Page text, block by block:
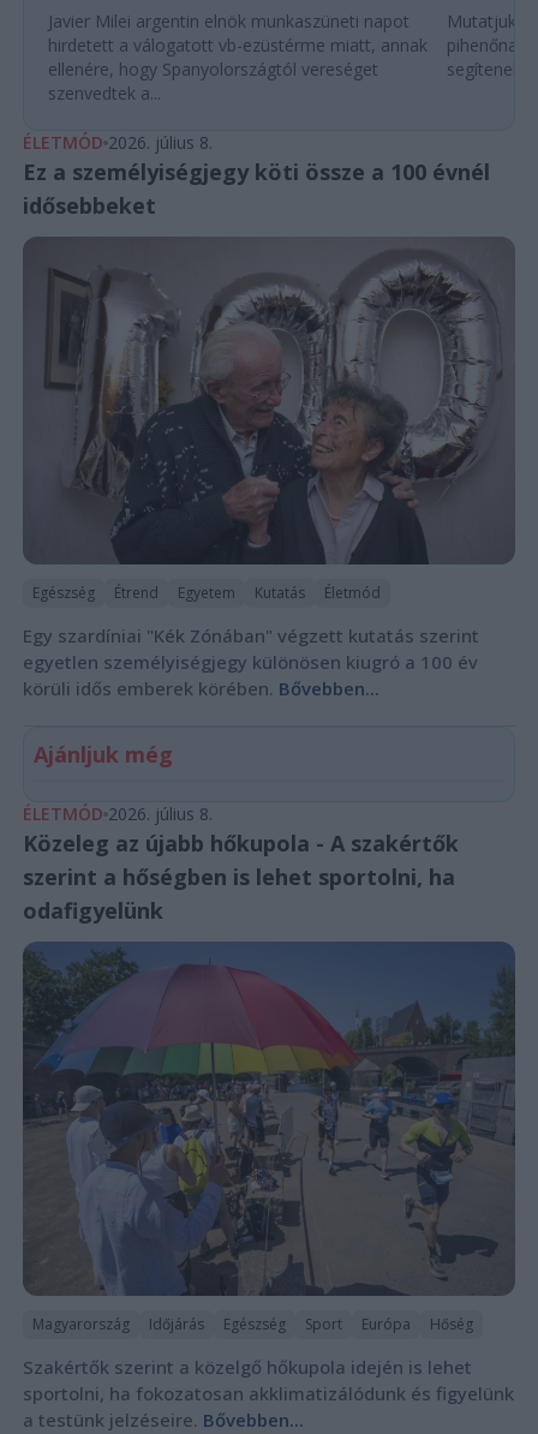
Javier Milei argentin elnök munkaszüneti napot
hirdetett a válogatott vb-ezüstérme miatt, annak
ellenére, hogy Spanyolországtól vereséget
szenvedtek a...
Mutatjuk a
segítenek
ÉLETMÓD 2026. július 8.
Ez a személyiségjegy köti össze a 100 évnél
idősebbeket
Egészség Étrend Egyetem Kutatás Életmód
Egy szardíniai "Kék Zónában" végzett kutatás szerint
egyetlen személyiségjegy különösen kiugró a 100 év
körüli idős emberek körében. Bővebben...
Ajánljuk még
ÉLETMÓD 2026. július 8.
Közeleg az újabb hőkupola - A szakértők
szerint a hőségben is lehet sportolni, ha
odafigyelünk
Magyarország Időjárás Egészség Sport Európa Hőség
Szakértők szerint a közelgő hőkupola idején is lehet
sportolni, ha fokozatosan akklimatizálódunk és figyelünk
a testünk jelzéseire. Bővebben...